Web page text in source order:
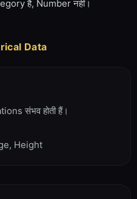
है, Number नहीं।
Data
संभव होती हैं।
Height